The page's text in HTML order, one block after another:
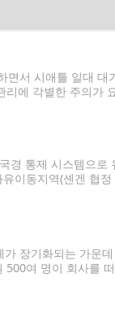
서 시애틀 일대 대
에 각별한 주의가
통제 시스템으로
이동지역(셴겐 협
장기화되는 가운
여 명이 회사를